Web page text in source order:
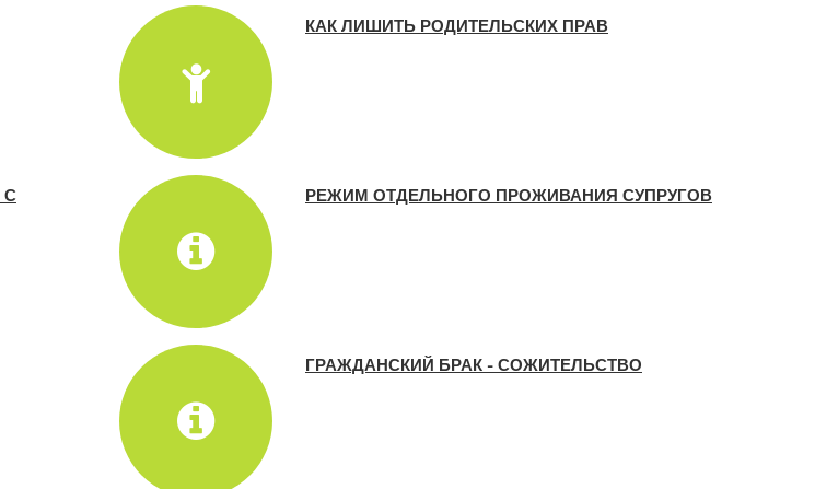
КАК ЛИШИТЬ РОДИТЕЛЬСКИХ ПРАВ
С
РЕЖИМ ОТДЕЛЬНОГО ПРОЖИВАНИЯ СУПРУГОВ
ГРАЖДАНСКИЙ БРАК - СОЖИТЕЛЬСТВО